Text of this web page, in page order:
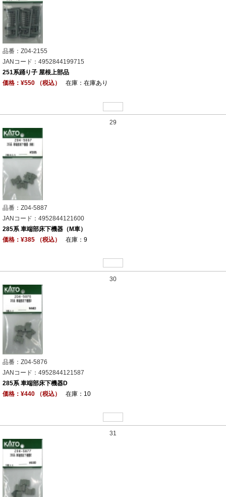
品番：Z04-2155
JANコード：4952844199715
251系踊り子 屋根上部品
価格：¥550 （税込）
在庫：在庫あり
29
品番：Z04-5887
JANコード：4952844121600
285系 車端部床下機器（M車）
価格：¥385 （税込）
在庫：9
30
品番：Z04-5876
JANコード：4952844121587
285系 車端部床下機器D
価格：¥440 （税込）
在庫：10
31